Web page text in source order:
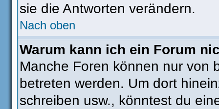
sie die Antworten verändern.
Nach oben
Warum kann ich ein Forum
Manche Foren können nur von
betreten werden. Um dort
schreiben usw., könntest du